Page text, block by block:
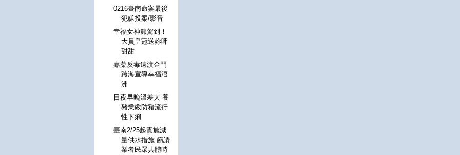
0216臺南命案最後
犯嫌投案/影音
幸福女神節駕到！
大員皇冠送妳呷
甜甜
嘉藥反毒遠渡金門
跨海宣導幸福浯
洲
日夜早晚溫差大 養
豬業嚴防豬流行
性下痢
臺南2/25起實施減
量供水措施 籲請
業者民眾共體時